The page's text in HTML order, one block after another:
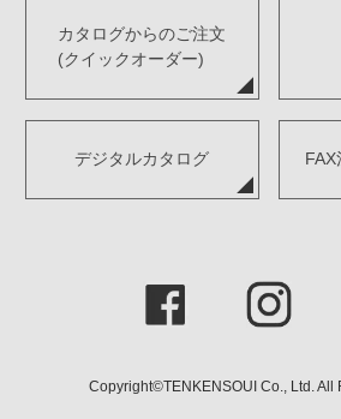
カタログからのご注文
(クイックオーダー)
デジタルカタログ
Copyright©TENKENSOUI Co., Ltd. All